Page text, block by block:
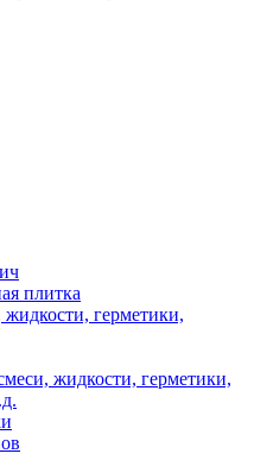
плитка
герметики,
жидкости, герметики,